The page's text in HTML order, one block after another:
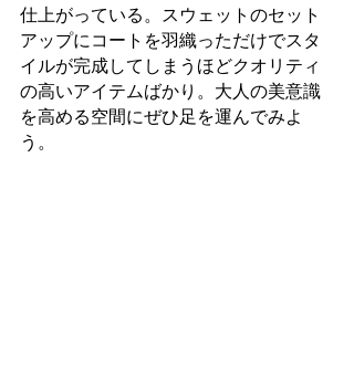
仕上がっている。スウェットのセット
アップにコートを羽織っただけでスタ
イルが完成してしまうほどクオリティ
の高いアイテムばかり。大人の美意識
を高める空間にぜひ足を運んでみよ
う。